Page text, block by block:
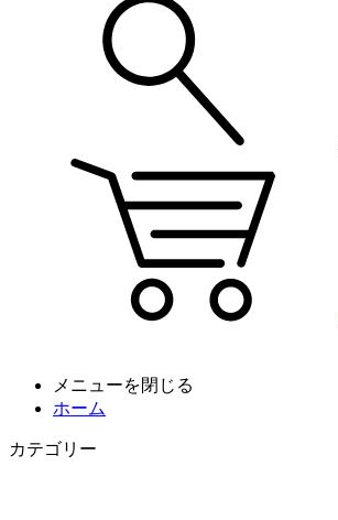
メニューを閉じる
ホーム
カテゴリー